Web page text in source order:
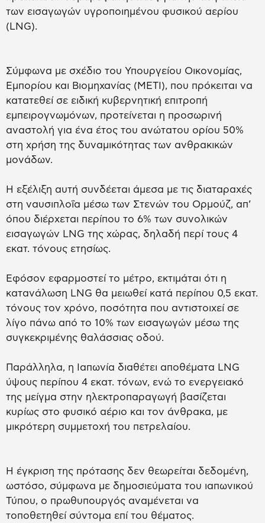
των εισαγωγών υγροποιημένου φυσικού αερίου
(LNG).
Σύμφωνα με σχέδιο του Υπουργείου Οικονομίας,
Εμπορίου και Βιομηχανίας (METI), που πρόκειται να
κατατεθεί σε ειδική κυβερνητική επιτροπή
εμπειρογνωμόνων, προτείνεται η προσωρινή
αναστολή για ένα έτος του ανώτατου ορίου 50%
στη χρήση της δυναμικότητας των ανθρακικών
μονάδων.
Η εξέλιξη αυτή συνδέεται άμεσα με τις διαταραχές
στη ναυσιπλοΐα μέσω των Στενών του Ορμούζ, απ’
όπου διέρχεται περίπου το 6% των συνολικών
εισαγωγών LNG της χώρας, δηλαδή περί τους 4
εκατ. τόνους ετησίως.
Εφόσον εφαρμοστεί το μέτρο, εκτιμάται ότι η
κατανάλωση LNG θα μειωθεί κατά περίπου 0,5 εκατ.
τόνους τον χρόνο, ποσότητα που αντιστοιχεί σε
λίγο πάνω από το 10% των εισαγωγών μέσω της
συγκεκριμένης θαλάσσιας οδού.
Παράλληλα, η Ιαπωνία διαθέτει αποθέματα LNG
ύψους περίπου 4 εκατ. τόνων, ενώ το ενεργειακό
της μείγμα στην ηλεκτροπαραγωγή βασίζεται
κυρίως στο φυσικό αέριο και τον άνθρακα, με
μικρότερη συμμετοχή του πετρελαίου.
Η έγκριση της πρότασης δεν θεωρείται δεδομένη,
ωστόσο, σύμφωνα με δημοσιεύματα του ιαπωνικού
Τύπου, ο πρωθυπουργός αναμένεται να
τοποθετηθεί σύντομα επί του θέματος.